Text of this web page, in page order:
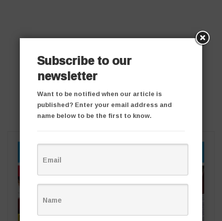
Subscribe to our
newsletter
Want to be notified when our article is
published? Enter your email address and
name below to be the first to know.